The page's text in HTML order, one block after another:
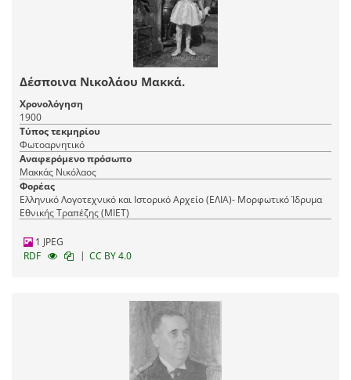
Δέσποινα Νικολάου Μακκά.
Χρονολόγηση
1900
Τύπος τεκμηρίου
Φωτοαρνητικό
Αναφερόμενο πρόσωπο
Μακκάς Νικόλαος
Φορέας
Ελληνικό Λογοτεχνικό και Ιστορικό Αρχείο (ΕΛΙΑ)- Μορφωτικό Ίδρυμα
Εθνικής Τραπέζης (ΜΙΕΤ)
1 JPEG
RDF
| CC BY 4.0